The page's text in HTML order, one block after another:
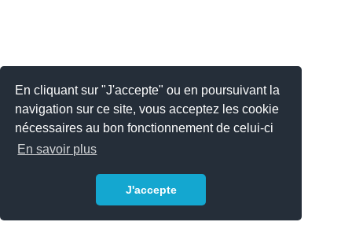
En cliquant sur "J'accepte" ou en poursuivant la
navigation sur ce site, vous acceptez les cookie
nécessaires au bon fonctionnement de celui-ci
En savoir plus
J'accepte